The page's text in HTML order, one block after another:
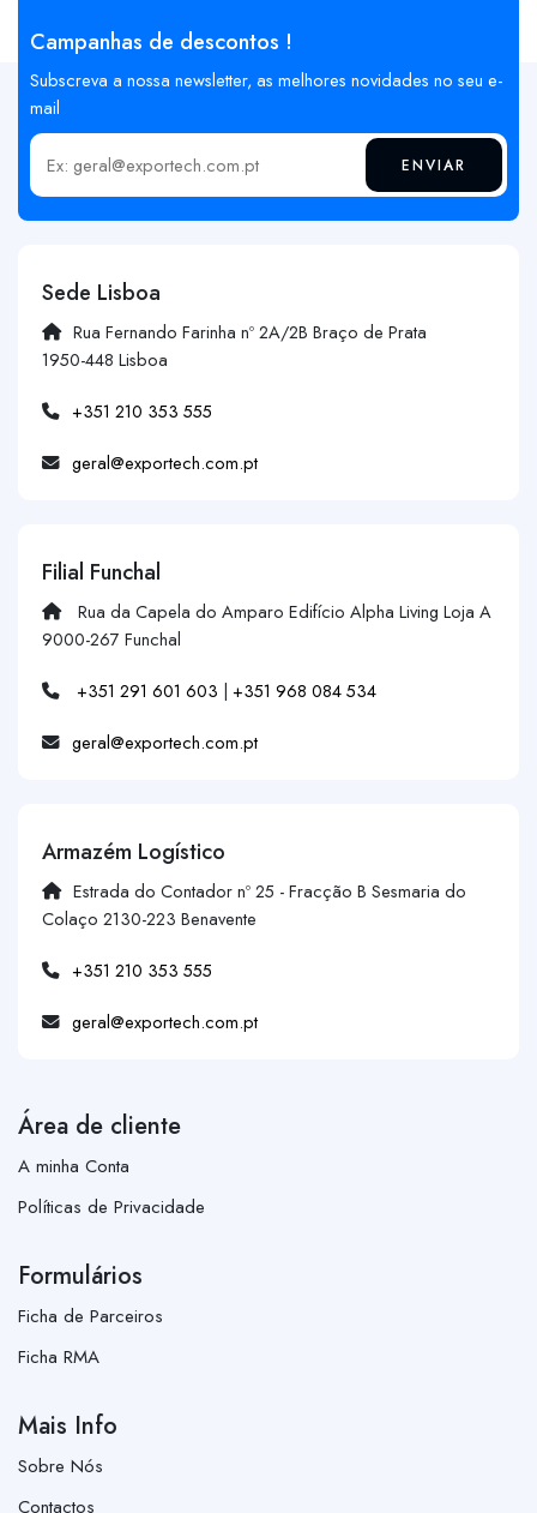
Campanhas de descontos !
Subscreva a nossa newsletter, as melhores novidades no seu e-
mail
Insira o seu email ENVIAR
Sede Lisboa
Rua Fernando Farinha nº 2A/2B Braço de Prata
1950-448 Lisboa
+351 210 353 555
geral@exportech.com.pt
Filial Funchal
Rua da Capela do Amparo Edifício Alpha Living Loja A
9000-267 Funchal
+351 291 601 603 | +351 968 084 534
geral@exportech.com.pt
Armazém Logístico
Estrada do Contador nº 25 - Fracção B Sesmaria do
Colaço 2130-223 Benavente
+351 210 353 555
geral@exportech.com.pt
Área de cliente
A minha Conta
Políticas de Privacidade
Formulários
Ficha de Parceiros
Ficha RMA
Mais Info
Sobre Nós
Contactos